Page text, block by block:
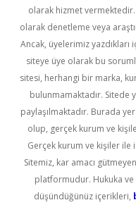
olarak hizmet
olarak denetleme veya
Ancak, üyelerimiz
siteye üye olarak bu
sitesi, herhangi bir marka,
bulunmamaktadır. Sitede
paylaşılmaktadır. Burada
olup, gerçek kurum ve
Gerçek kurum ve kişiler
Sitemiz, kar amacı
platformudur. Hukuka ve
düşündüğünüz içerikleri,